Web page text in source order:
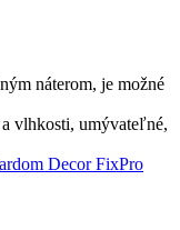
náterom, je možné
vlhkosti, umývateľné,
Decor FixPro